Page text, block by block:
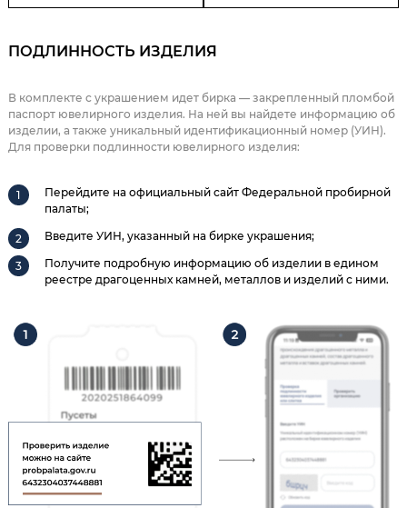
ПОДЛИННОСТЬ ИЗДЕЛИЯ
В комплекте с украшением идет бирка — закрепленный пломбой
паспорт ювелирного изделия. На ней вы найдете информацию об
изделии, а также уникальный идентификационный номер (УИН).
Для проверки подлинности ювелирного изделия:
Перейдите на официальный сайт Федеральной пробирной
палаты;
Введите УИН, указанный на бирке украшения;
Получите подробную информацию об изделии в едином
реестре драгоценных камней, металлов и изделий с ними.